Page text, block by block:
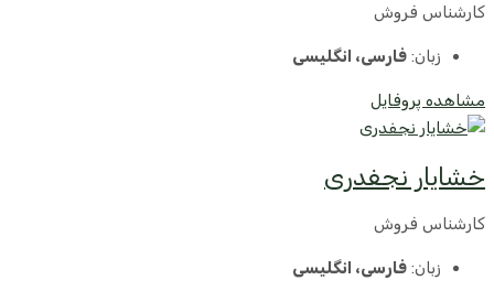
کارشناس فروش
زبان: فارسی، انگلیسی
مشاهده پروفایل
خشایار نجفدری
کارشناس فروش
زبان: فارسی، انگلیسی